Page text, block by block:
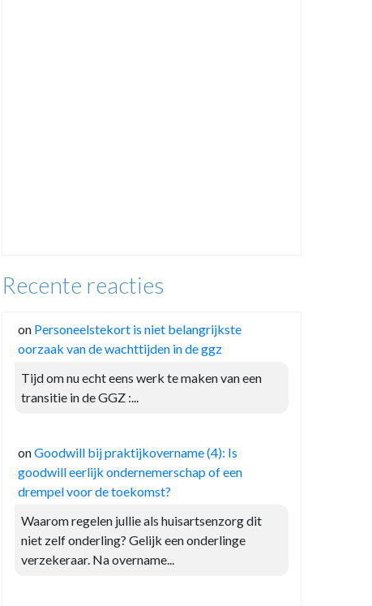
Recente reacties
on Personeelstekort is niet belangrijkste
oorzaak van de wachttijden in de ggz
Tijd om nu echt eens werk te maken van een
transitie in de GGZ :...
onGoodwill bij praktijkovername (4): Is
goodwill eerlijk ondernemerschap of een
drempel voor de toekomst?
Waarom regelen jullie als huisartsenzorg dit
niet zelf onderling? Gelijk een onderlinge
verzekeraar. Na overname...